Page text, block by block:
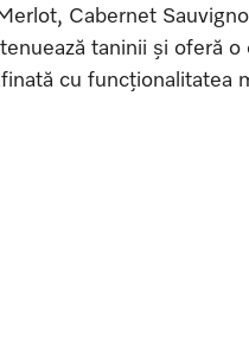
Cabernet
taninii și oferă
cu funcționalitatea